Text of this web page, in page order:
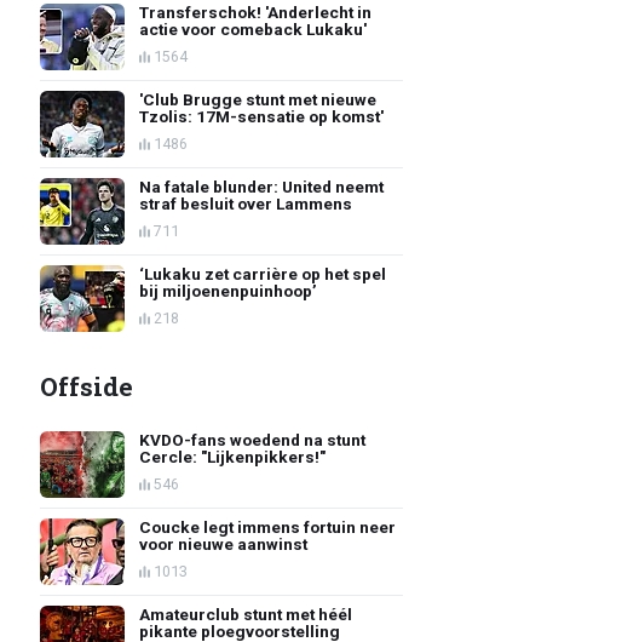
Transferschok! 'Anderlecht in
actie voor comeback Lukaku'
1564
'Club Brugge stunt met nieuwe
Tzolis: 17M-sensatie op komst'
1486
Na fatale blunder: United neemt
straf besluit over Lammens
711
‘Lukaku zet carrière op het spel
bij miljoenenpuinhoop’
218
Offside
KVDO-fans woedend na stunt
Cercle: "Lijkenpikkers!"
546
Coucke legt immens fortuin neer
voor nieuwe aanwinst
1013
Amateurclub stunt met héél
pikante ploegvoorstelling